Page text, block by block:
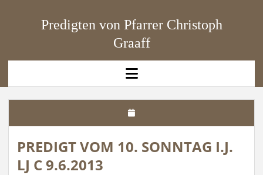
Predigten von Pfarrer Christoph
Graaff
open
menu
PREDIGT VOM 10. SONNTAG I.J.
LJ C 9.6.2013